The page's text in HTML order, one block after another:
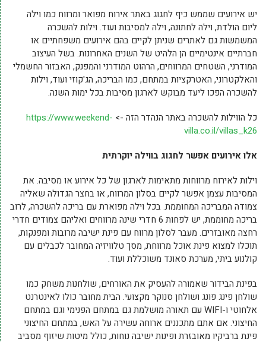
יש אירועים שממש כיף לחגוג באתר אירוח מפואר ומרווח כמו וילה
ליום הולדת, וילה לחתונה, וילה למסיבות ועוד. וילות להשכרה
המשמשות גם לאתרים שניתן לקיים בהם אירועים משפחתיים או
חברתיים אינטימיים הן הלהיט של השנים האחרונות. בשל העיצוב
המודרני, השטחים המרווחים, הרהוט המודרני והמפנק, האבזור החשמלי
והאלקטרוני, האטרקציות במתחם, כמו הבריכה, הג'קוזי ועוד, וילות
להשכרה הפכו ליעד מבוקש לארגון מסיבות בכל ימות השנה.
כל הווילות להשכרה באתר הנהדר הזה -> https://www.weekend-
villa.co.il/villas_k26
אלו אירועים אפשר לחגוג בווילה יוקרתית
וילות לאירוח מרווחות מתאימות לארגון של כל אירוע או מסיבה. את
המסיבות עצמן אפשר לקיים בסלון המרווח, או בחצר הגדולה שאליה
צמודה המבריכה המחוממת. בכל וילה מפוארת עם בריכה להשכרה, לרוב
בריכה מחוממת, יש לפחות 6 חדרי שינה מרווחים ואליהם צמודים חדרי
רחצה מאובזרים. מעבר לסלון מרווח עם פינת ישיבה מרובות ומפנקות,
תוכלו למצוא פינת אוכל מרווחת, מסך טלוויזיה המחובר לכבלים עם
קולנוע ביתי, מערכת סאונד משוכללת ועוד.
בפינת הבידור שאמורה להעסיק את האורחים, שולחנות משחק כמו
שולחן פינג פונג ושולחן סנוקר מקצועי. הבית מחובר כולו לאינטרנט
אלחוטי ו-WIFI עם תאורה מושלמת גם במתחם הפנימי וגם במתחם
החיצוני. אם אתם מתכננים ארוחה עשירה על האש, במתחם החיצוני
פינת ברביקיו מאובזרת ופינות ישיבה נוחות, כולל מיטות שיזוף מסביב